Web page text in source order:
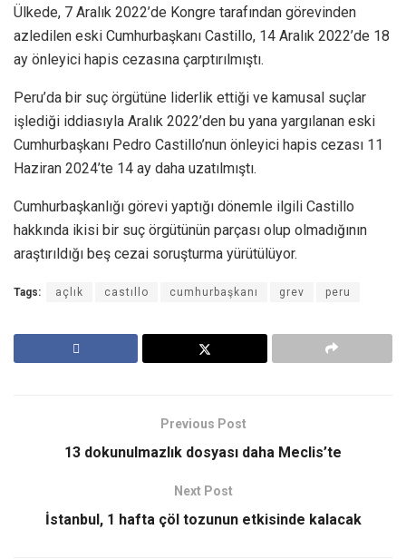
Ülkede, 7 Aralık 2022’de Kongre tarafından görevinden
azledilen eski Cumhurbaşkanı Castillo, 14 Aralık 2022’de 18
ay önleyici hapis cezasına çarptırılmıştı.
Peru’da bir suç örgütüne liderlik ettiği ve kamusal suçlar
işlediği iddiasıyla Aralık 2022’den bu yana yargılanan eski
Cumhurbaşkanı Pedro Castillo’nun önleyici hapis cezası 11
Haziran 2024’te 14 ay daha uzatılmıştı.
Cumhurbaşkanlığı görevi yaptığı dönemle ilgili Castillo
hakkında ikisi bir suç örgütünün parçası olup olmadığının
araştırıldığı beş cezai soruşturma yürütülüyor.
Tags: açlık castıllo cumhurbaşkanı grev peru
Previous Post
13 dokunulmazlık dosyası daha Meclis’te
Next Post
İstanbul, 1 hafta çöl tozunun etkisinde kalacak